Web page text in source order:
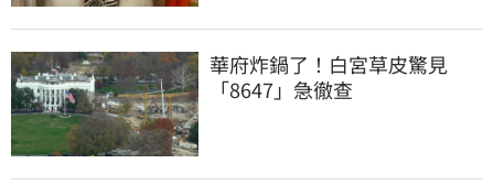
華府炸鍋了！白宮草皮驚見
「8647」急徹查